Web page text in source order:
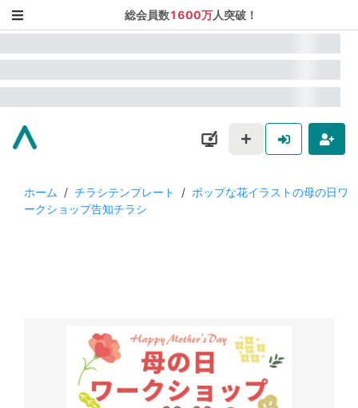
総会員数1600万人突破！
ホーム / チラシテンプレート / ポップな花イラストの母の日ワ
ークショップ告知チラシ